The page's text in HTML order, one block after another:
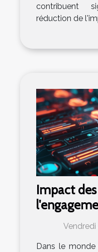
contribuent
réduction de
Impact
utilisateurs
Vendredi
Dans le monde